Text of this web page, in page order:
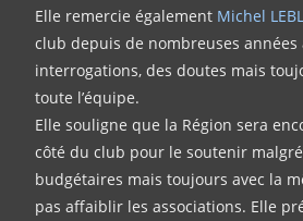
Elle remercie également Michel
club depuis de nombreuses années
interrogations, des doutes mais
toute l’équipe.
Elle souligne que la Région sera
côté du club pour le soutenir
budgétaires mais toujours avec la
pas affaiblir les associations. Elle